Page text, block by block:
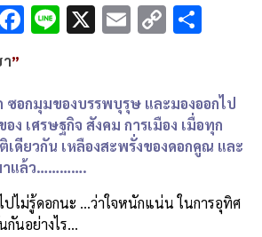
F
b
o
o
k
Li X E
l
C
Li
n
k
e
า”
ซอกมุมของบรรพบุรุษ และมองออกไป
ง เศรษฐกิจ สังคม การเมือง เมื่อทุก
เดียวกัน เหลืองสะพรั่งของดอกคูณ และ
าแล้ว………….
ไม่รู้ดอกนะ …ว่าใจหนักแน่น ในการอุทิศ
กันอย่างไร…